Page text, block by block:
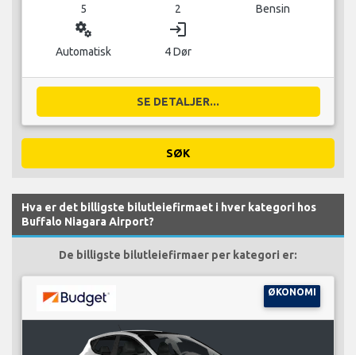
5 2 Bensin
miscellaneous_services
Automatisk
login
4 Dør
SE DETALJER...
SØK
Hva er det billigste bilutleiefirmaet i hver kategori hos
Buffalo Niagara Airport?
De billigste bilutleiefirmaer per kategori er:
ØKONOMI